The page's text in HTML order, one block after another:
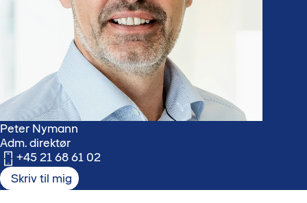
Peter Nymann
Adm. direktør
+45 21 68 61 02
Skriv til mig